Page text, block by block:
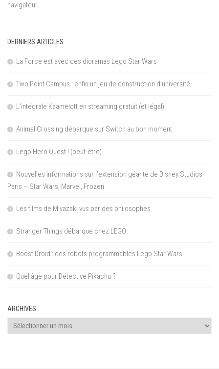
navigateur
DERNIERS ARTICLES
La Force est avec ces dioramas Lego Star Wars
Two Point Campus : enfin un jeu de construction d’université
L’intégrale Kaamelott en streaming gratuit (et légal)
Animal Crossing débarque sur Switch au bon moment
Lego Hero Quest ! (peut-être)
Nouvelles informations sur l’extension géante de Disney Studios
Paris – Star Wars, Marvel, Frozen
Les films de Miyazaki vus par des philosophes
Stranger Things débarque chez LEGO
Boost Droid : des robots programmables Lego Star Wars
Quel âge pour Détective Pikachu ?
ARCHIVES
Archives